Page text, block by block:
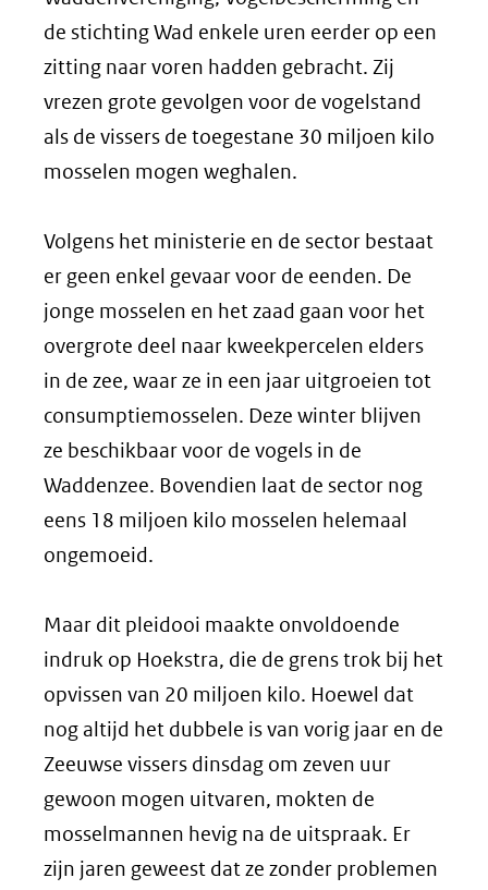
de stichting Wad enkele uren eerder op een
zitting naar voren hadden gebracht. Zij
vrezen grote gevolgen voor de vogelstand
als de vissers de toegestane 30 miljoen kilo
mosselen mogen weghalen.
Volgens het ministerie en de sector bestaat
er geen enkel gevaar voor de eenden. De
jonge mosselen en het zaad gaan voor het
overgrote deel naar kweekpercelen elders
in de zee, waar ze in een jaar uitgroeien tot
consumptiemosselen. Deze winter blijven
ze beschikbaar voor de vogels in de
Waddenzee. Bovendien laat de sector nog
eens 18 miljoen kilo mosselen helemaal
ongemoeid.
Maar dit pleidooi maakte onvoldoende
indruk op Hoekstra, die de grens trok bij het
opvissen van 20 miljoen kilo. Hoewel dat
nog altijd het dubbele is van vorig jaar en de
Zeeuwse vissers dinsdag om zeven uur
gewoon mogen uitvaren, mokten de
mosselmannen hevig na de uitspraak. Er
zijn jaren geweest dat ze zonder problemen